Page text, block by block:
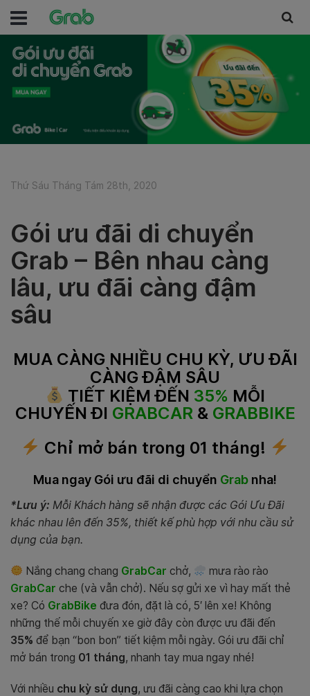
Thứ Sáu Tháng Tám 28th, 2020
Gói ưu đãi di chuyển
Grab – Bên nhau càng
lâu, ưu đãi càng đậm
sâu
MUA CÀNG NHIỀU CHU KỲ, ƯU ĐÃI
CÀNG ĐẬM SÂU
TIẾT KIỆM ĐẾN 35% MỖI
CHUYẾN ĐI GRABCAR& GRABBIKE
Chỉ mở bán trong 01 tháng!
Mua ngay Gói ưu đãi di chuyển Grab nha!
*Lưu ý: Mỗi Khách hàng sẽ nhận được các Gói Ưu Đãi
khác nhau lên đến 35%, thiết kế phù hợp với nhu cầu sử
dụng của bạn.
Nắng chang chang GrabCar chở,
mưa rào rào
GrabCar che (và vẫn chở). Nếu sợ gửi xe vì hay mất thẻ
xe? Có GrabBike đưa đón, đặt là có, 5′ lên xe! Không
những thế mỗi chuyến xe giờ đây còn được ưu đãi đến
35% để bạn “bon bon” tiết kiệm mỗi ngày. Gói ưu đãi chỉ
mở bán trong 01 tháng, nhanh tay mua ngay nhé!
Với nhiều chu kỳ sử dụng, ưu đãi càng cao khi lựa chọn